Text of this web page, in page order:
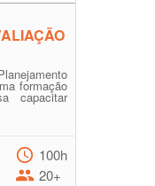
formação
capacitar
100h
20+